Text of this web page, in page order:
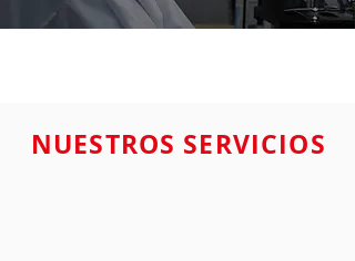
NUESTROS SERVICIOS